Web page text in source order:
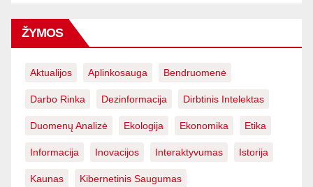
ŽYMOS
Aktualijos Aplinkosauga Bendruomenė
Darbo Rinka Dezinformacija Dirbtinis Intelektas
Duomenų Analizė Ekologija Ekonomika Etika
Informacija Inovacijos Interaktyvumas Istorija
Kaunas Kibernetinis Saugumas